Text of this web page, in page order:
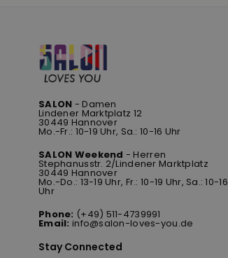
SALON - Damen
Lindener Marktplatz 12
30449 Hannover
Mo.-Fr.: 10-19 Uhr, Sa.: 10-16 Uhr
SALON Weekend - Herren
Stephanusstr. 2/Lindener Marktplatz
30449 Hannover
Mo.-Do.: 13-19 Uhr, Fr.: 10-19 Uhr, Sa.: 10-16
Uhr
Phone: (+49) 511-4739991
Email: info@salon-loves-you.de
Stay Connected